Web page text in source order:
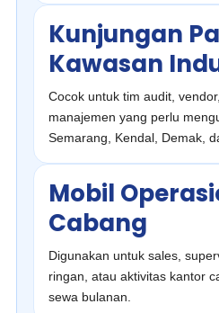
Kunjungan
Kawasan
Cocok untuk tim audit,
manajemen yang perlu
Semarang, Kendal, Demak,
Mobil
Cabang
Digunakan untuk sales,
ringan, atau aktivitas kantor
sewa bulanan.